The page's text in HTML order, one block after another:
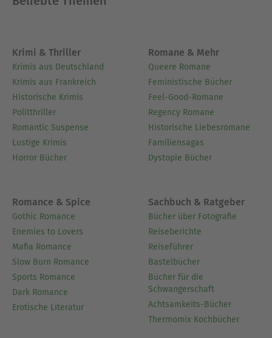
Krimi & Thriller
Krimis aus Deutschland
Krimis aus Frankreich
Historische Krimis
Politthriller
Romantic Suspense
Lustige Krimis
Horror Bücher
Romane & Mehr
Queere Romane
Feministische Bücher
Feel-Good-Romane
Regency Romane
Historische Liebesromane
Familiensagas
Dystopie Bücher
Romance & Spice
Gothic Romance
Enemies to Lovers
Mafia Romance
Slow Burn Romance
Sports Romance
Dark Romance
Erotische Literatur
Sachbuch & Ratgeber
Bücher über Fotografie
Reiseberichte
Reiseführer
Bastelbücher
Bücher für die
Schwangerschaft
Achtsamkeits-Bücher
Thermomix Kochbücher